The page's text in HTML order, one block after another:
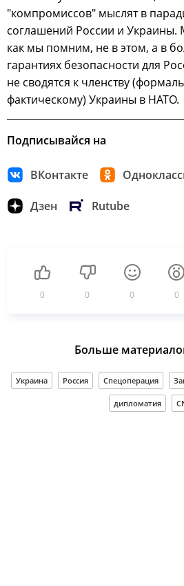
"компромиссов" мыслят в
соглашений России и Украины.
как мы помним, не в этом, а в
гарантиях безопасности для
не сводятся к членству
фактическому) Украины в НАТО.
Подписывайся на
ВКонтакте
Дзен Rutube
0 0 0 0
Больше
Украина Россия Спецоперация
дипломатия